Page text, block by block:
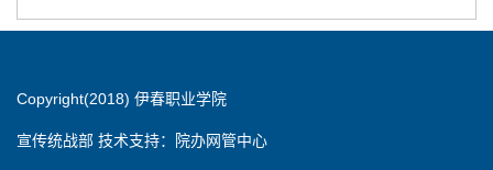
Copyright(2018) 伊春职业学院
宣传统战部 技术支持：院办网管中心